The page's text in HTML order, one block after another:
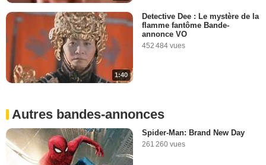
1:40
Detective Dee : Le mystère de la
flamme fantôme Bande-
annonce VO
452 484 vues
Autres bandes-annonces
Spider-Man: Brand New Day
261 260 vues